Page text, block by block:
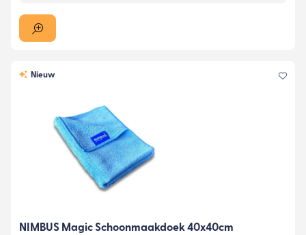
Nieuw
NIMBUS Magic Schoonmaakdoek 40x40cm